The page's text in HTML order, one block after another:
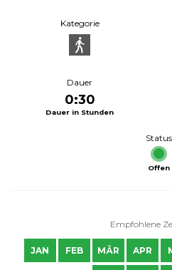
Kategorie
Dauer
0:30
Dauer in Stunden
Status
Offen
Empfohlene
JAN FEB MÄR APR